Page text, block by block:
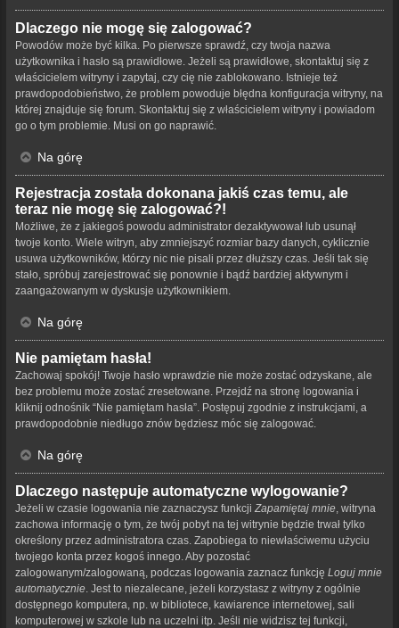
Dlaczego nie mogę się zalogować?
Powodów może być kilka. Po pierwsze sprawdź, czy twoja nazwa
użytkownika i hasło są prawidłowe. Jeżeli są prawidłowe, skontaktuj się z
właścicielem witryny i zapytaj, czy cię nie zablokowano. Istnieje też
prawdopodobieństwo, że problem powoduje błędna konfiguracja witryny, na
której znajduje się forum. Skontaktuj się z właścicielem witryny i powiadom
go o tym problemie. Musi on go naprawić.
Na górę
Rejestracja została dokonana jakiś czas temu, ale
teraz nie mogę się zalogować?!
Możliwe, że z jakiegoś powodu administrator dezaktywował lub usunął
twoje konto. Wiele witryn, aby zmniejszyć rozmiar bazy danych, cyklicznie
usuwa użytkowników, którzy nic nie pisali przez dłuższy czas. Jeśli tak się
stało, spróbuj zarejestrować się ponownie i bądź bardziej aktywnym i
zaangażowanym w dyskusje użytkownikiem.
Na górę
Nie pamiętam hasła!
Zachowaj spokój! Twoje hasło wprawdzie nie może zostać odzyskane, ale
bez problemu może zostać zresetowane. Przejdź na stronę logowania i
kliknij odnośnik “Nie pamiętam hasła”. Postępuj zgodnie z instrukcjami, a
prawdopodobnie niedługo znów będziesz móc się zalogować.
Na górę
Dlaczego następuje automatyczne wylogowanie?
Jeżeli w czasie logowania nie zaznaczysz funkcji Zapamiętaj mnie , witryna
zachowa informację o tym, że twój pobyt na tej witrynie będzie trwał tylko
określony przez administratora czas. Zapobiega to niewłaściwemu użyciu
twojego konta przez kogoś innego. Aby pozostać
zalogowanym/zalogowaną, podczas logowania zaznacz funkcję Loguj mnie
automatycznie . Jest to niezalecane, jeżeli korzystasz z witryny z ogólnie
dostępnego komputera, np. w bibliotece, kawiarence internetowej, sali
komputerowej w szkole lub na uczelni itp. Jeśli nie widzisz tej funkcji,